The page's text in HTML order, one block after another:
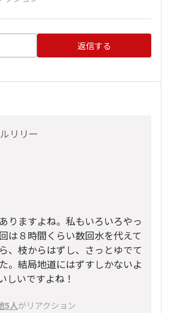
返信する
リリー
りますよね。私もいろいろやっ
は８時間くらい数回水を代えて
、枝からはずし、さっとゆでて
。結局地道にはずすしかないよ
しいですよね！
5人がリアクション